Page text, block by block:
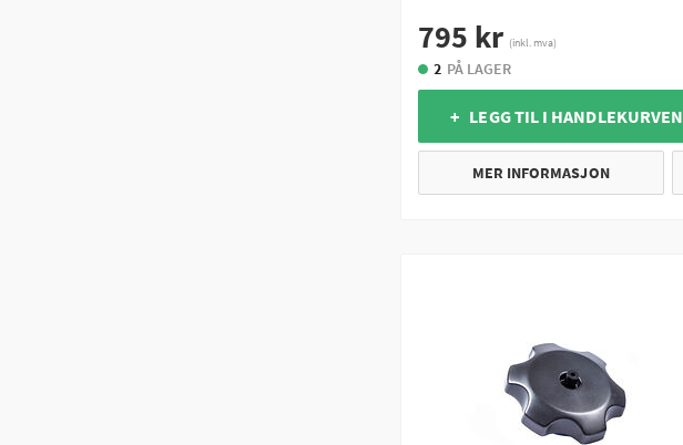
795 kr (inkl. mva)
2 PÅ LAGER
+ LEGG TIL I HANDLEKURVEN
MER INFORMASJON